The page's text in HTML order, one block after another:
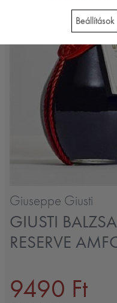
Giuseppe Giusti
GIUSTI
RESERVE
9490 Ft
Beállítások